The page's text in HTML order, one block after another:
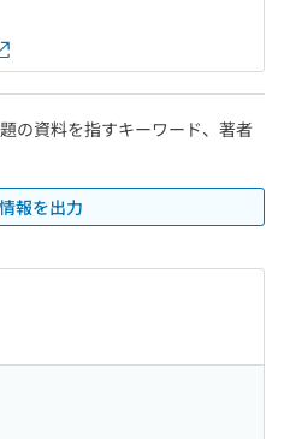
の資料を指すキーワード、著者
報を出力